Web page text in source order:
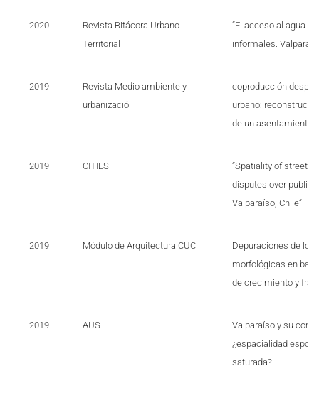
2020
Revista Bitácora Urbano
Territorial
“El acceso al agua
informales.
2019
Revista Medio ambiente y
urbanizació
coproducción
urbano:
de un asentamiento
2019 CITIES
“Spatiality of street
disputes over public
Valparaíso, Chile”
2019 Módulo de Arquitectura CUC
Depuraciones de lo
morfológicas en
de crecimiento y
2019 AUS
Valparaíso y su
¿espacialidad
saturada?